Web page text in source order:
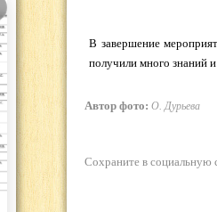
В завершение
получили много знаний
Автор фото: О. Дурьева
Сохраните в социальную